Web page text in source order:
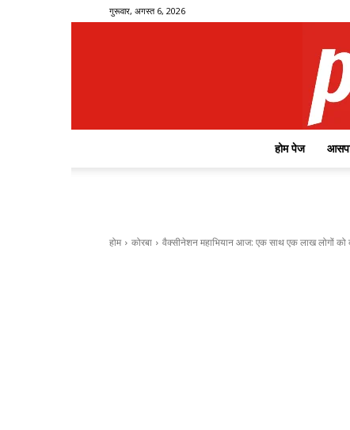
गुरूवार, अगस्त 6, 2026
होम पेज
होम कोरबा वैक्सीनेशन महाभियान आज: एक साथ एक लाख लोगों को